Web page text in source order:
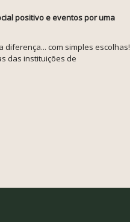
positivo e eventos por uma
com simples escolhas!
das instituições de